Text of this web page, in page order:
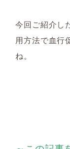
今回ご紹介し
用方法で血行
ね。